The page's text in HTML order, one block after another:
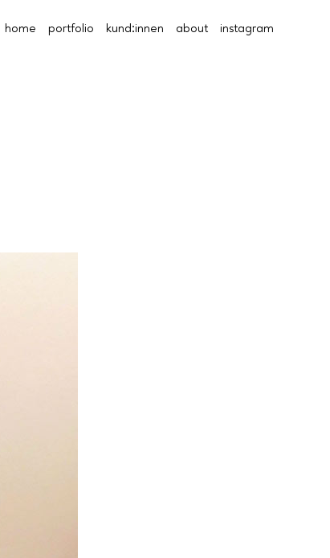
home portfolio kund:innen about instagram